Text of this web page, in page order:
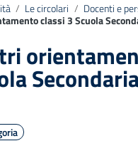
/ Le circolari / Docenti e
classi 3 Scuola